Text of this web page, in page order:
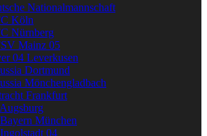
Nationalmannschaft
Köln
Nürnberg
Mainz 05
04 Leverkusen
Dortmund
Mönchengladbach
Frankfurt
München
04